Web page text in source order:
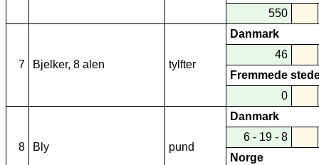
550
7 Bjelker, 8 alen tylfter
Danmark
46
Fremmede
0
8 Bly pund
Danmark
6 - 19 - 8
Norge